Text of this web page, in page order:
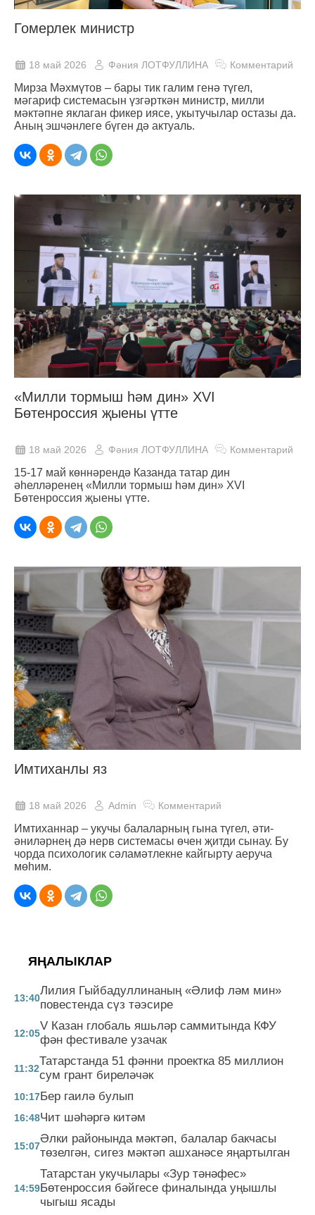
Гомерлек министр
18 май 2026 Фәния ЛОТФУЛЛИНА Комментарий
Мирза Мәхмүтов – бары тик галим генә түгел,
мәгариф системасын үзгәрткән министр, милли
мәктәпне яклаган фикер иясе, укытучылар остазы да.
Аның эшчәнлеге бүген дә актуаль.
«Милли тормыш һәм дин» XVI
Бөтенроссия җыены үтте
18 май 2026 Фәния ЛОТФУЛЛИНА Комментарий
15-17 май көннәрендә Казанда татар дин
әһелләренең «Милли тормыш һәм дин» XVI
Бөтенроссия җыены үтте.
Имтиханлы яз
18 май 2026 Admin Комментарий
Имтиханнар ‒ укучы балаларның гына түгел, әти-
әниләрнең дә нерв системасы өчен җитди сынау. Бу
чорда психологик сәламәтлекне кайгырту аеруча
мөһим.
ЯҢАЛЫКЛАР
13:40
Лилия Гыйбадуллинаның «Әлиф ләм мин»
повестенда сүз тәэсире
12:05
V Казан глобаль яшьләр саммитында КФУ
фән фестивале узачак
11:32
Татарстанда 51 фәнни проектка 85 миллион
сум грант биреләчәк
10:17Бер гаилә булып
16:48Чит шәһәргә китәм
15:07
Әлки районында мәктәп, балалар бакчасы
төзелгән, сигез мәктәп ашханәсе яңартылган
14:59
Татарстан укучылары «Зур тәнәфес»
Бөтенроссия бәйгесе финалында уңышлы
чыгыш ясады